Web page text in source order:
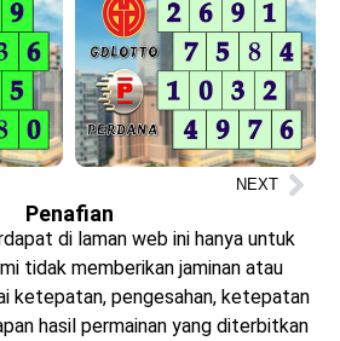
NEXT
Penafian
di laman web ini hanya untuk
tidak memberikan jaminan atau
ketepatan, pengesahan, ketepatan
hasil permainan yang diterbitkan